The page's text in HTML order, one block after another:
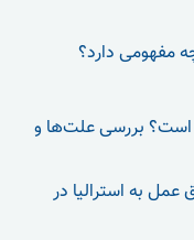
مفهومی دارد؟
است؟ بررسی علت‌ها و
عمل به استرالیا در